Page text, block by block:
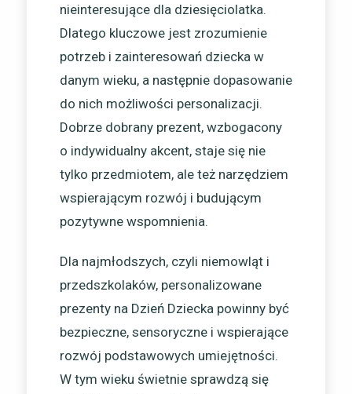
nieinteresujące dla dziesięciolatka.
Dlatego kluczowe jest zrozumienie
potrzeb i zainteresowań dziecka w
danym wieku, a następnie dopasowanie
do nich możliwości personalizacji.
Dobrze dobrany prezent, wzbogacony
o indywidualny akcent, staje się nie
tylko przedmiotem, ale też narzędziem
wspierającym rozwój i budującym
pozytywne wspomnienia.
Dla najmłodszych, czyli niemowląt i
przedszkolaków, personalizowane
prezenty na Dzień Dziecka powinny być
bezpieczne, sensoryczne i wspierające
rozwój podstawowych umiejętności.
W tym wieku świetnie sprawdzą się